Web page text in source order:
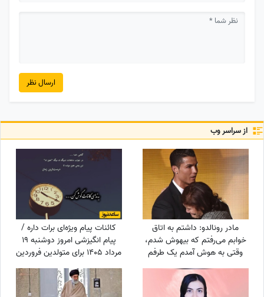
ارسال نظر
از سراسر وب
مادر رونالدو: داشتم به اتاق
خوابم می‌رفتم که بیهوش شدم،
وقتی به هوش آمدم یک طرفم
فلج بود فکر کردم کارم تمام است
اما نوه‌ام به من گفت لطفاً زنده
بمان و...
کائنات پیام ویژه‌ای برات داره /
پیام انگیزشی امروز دوشنبه 19
مرداد 1405 برای متولدین فروردین
تا اسفند: خودت رو بساز تا آدم
امنی شوی برای روزهایی که
نمی‌شود به کسی پناه برد + ویدئو